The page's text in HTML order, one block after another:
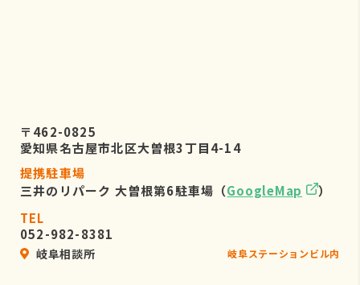
〒462-0825
愛知県名古屋市北区大曽根3丁目4-14
提携駐車場
三井のリパーク 大曽根第6駐車場（GoogleMap
）
TEL
052-982-8381
岐阜相談所 岐阜ステーションビル内